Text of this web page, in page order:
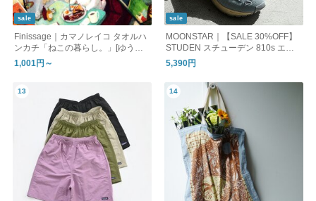
sale
Finissage｜カマノレイコ タオルハ
ンカチ「ねこの暮らし。」[ゆうパ
ケット対応] ギフト
1,001円～
sale
MOONSTAR｜【SALE 30%OFF】
STUDEN スチューデン 810s エイ
トテンス スニーカー レディース メ
ンズ et002
5,390円